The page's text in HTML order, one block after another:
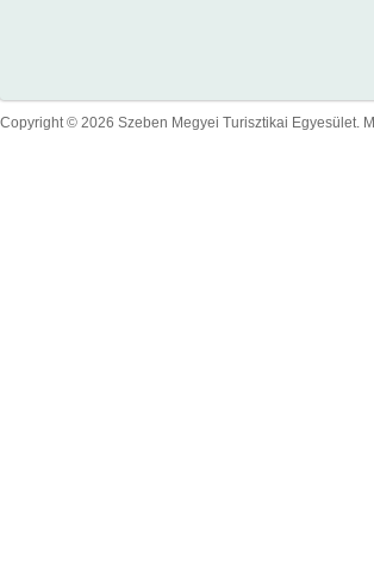
Copyright © 2026 Szeben Megyei Turisztikai Egyesület.